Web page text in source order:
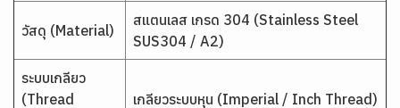
วัสดุ (Material)
สแตนเลส เกรด 304 (Stainless Steel
SUS304 / A2)
ระบบเกลียว
(Thread
เกลียวระบบหุน (Imperial / Inch Thread)